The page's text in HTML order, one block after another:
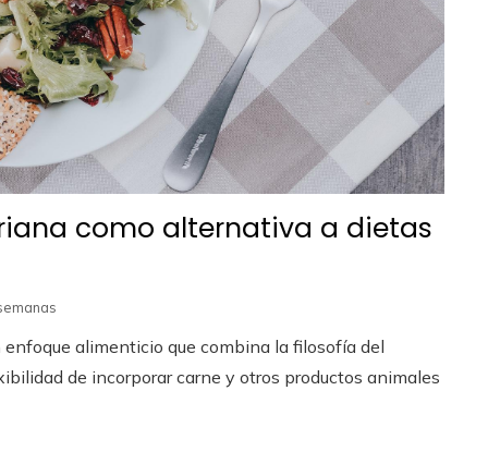
como alternativa a dietas
alimenticio que combina la filosofía del
de incorporar carne y otros productos animales